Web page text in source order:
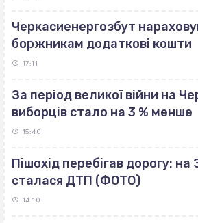
Черкасиенергозбут
боржникам додаткові кошти
17:11
За період великої війни на
виборців стало на 3 % менше
15:40
Пішохід перебігав дорогу: на
сталася ДТП (ФОТО)
14:10